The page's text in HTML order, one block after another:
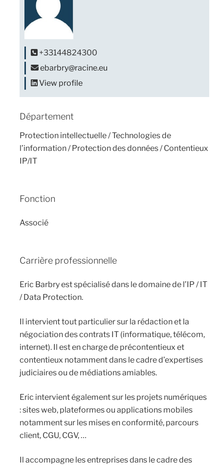
+33144824300
ebarbry@racine.eu
View profile
Département
Protection intellectuelle / Technologies de
l’information / Protection des données / Contentieux
IP/IT
Fonction
Associé
Carrière professionnelle
Eric Barbry est spécialisé dans le domaine de l’IP / IT
/ Data Protection.
Il intervient tout particulier sur la rédaction et la
négociation des contrats IT (informatique, télécom,
internet). Il est en charge de précontentieux et
contentieux notamment dans le cadre d’expertises
judiciaires ou de médiations amiables.
Eric intervient également sur les projets numériques
: sites web, plateformes ou applications mobiles
notamment sur les mises en conformité, parcours
client, CGU, CGV, …
Il accompagne les entreprises dans le cadre des